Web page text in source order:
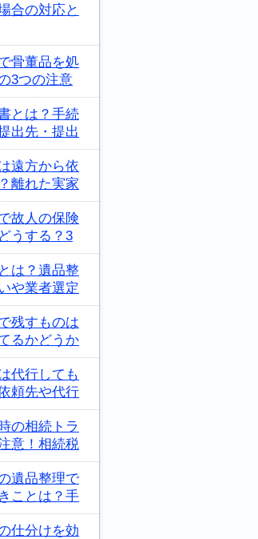
合の対応と
骨董品を処
3つの注意
とは？手続
出先・提出
遠方から依
離れた実家
故人の保険
うする？3
は？遺品整
や業者選定
残すものは
るかどうか
代行しても
頼先や代行
の相続トラ
意！相続税
遺品整理で
ことは？手
仕分けを効